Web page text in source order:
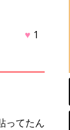
♥ 1
ってたん